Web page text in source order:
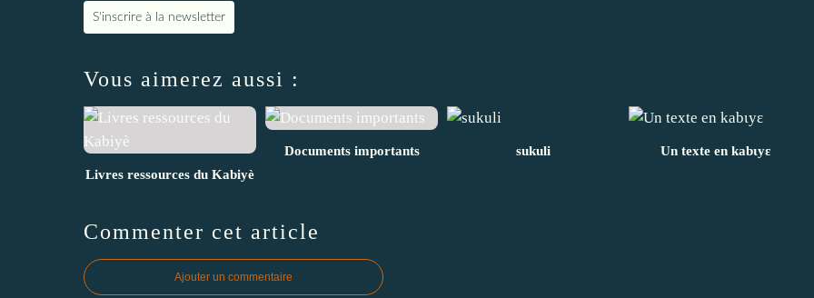
S'inscrire à la newsletter
Vous aimerez aussi :
Livres ressources du Kabiyè
Documents importants sukuli Un texte en kabɩyɛ
Commenter cet article
Ajouter un commentaire